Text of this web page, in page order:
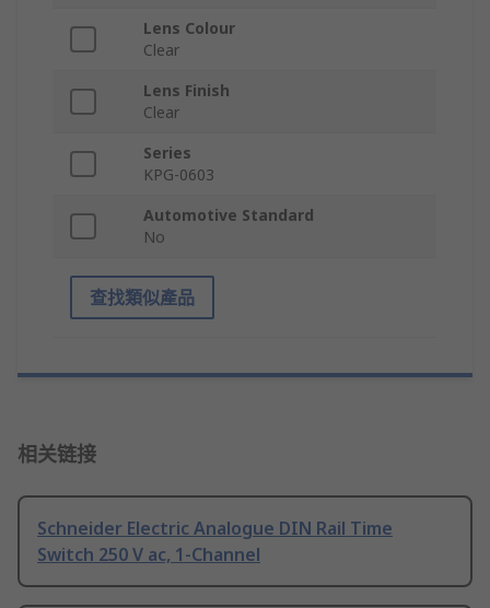
Lens Colour
Clear
Lens Finish
Clear
Series
KPG-0603
Automotive Standard
No
查找類似產品
相关链接
Schneider Electric Analogue DIN Rail Time
Switch 250 V ac, 1-Channel